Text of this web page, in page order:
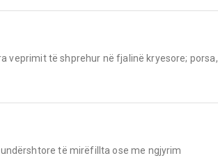
veprimit të shprehur në fjalinë kryesore; porsa,
të mirëfillta ose me ngjyrim